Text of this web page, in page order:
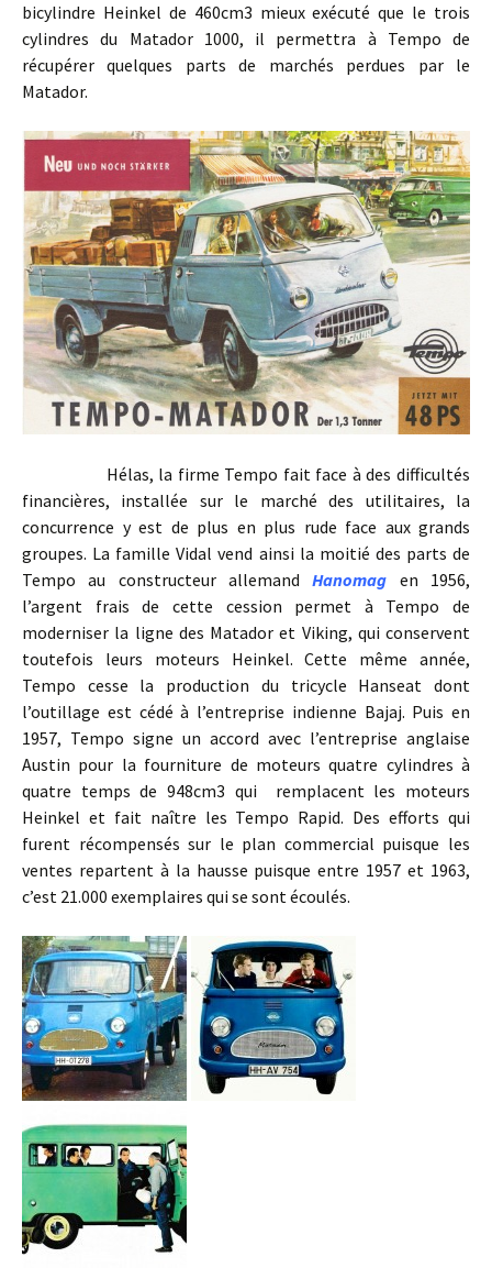
bicylindre Heinkel de 460cm3 mieux exécuté que le trois
cylindres du Matador 1000, il permettra à Tempo de
récupérer quelques parts de marchés perdues par le
Matador.
Hélas, la firme Tempo fait face à des difficultés
financières, installée sur le marché des utilitaires, la
concurrence y est de plus en plus rude face aux grands
groupes. La famille Vidal vend ainsi la moitié des parts de
Tempo au constructeur allemandHanomag en 1956,
l’argent frais de cette cession permet à Tempo de
moderniser la ligne des Matador et Viking, qui conservent
toutefois leurs moteurs Heinkel. Cette même année,
Tempo cesse la production du tricycle Hanseat dont
l’outillage est cédé à l’entreprise indienne Bajaj. Puis en
1957, Tempo signe un accord avec l’entreprise anglaise
Austin pour la fourniture de moteurs quatre cylindres à
quatre temps de 948cm3 qui remplacent les moteurs
Heinkel et fait naître les Tempo Rapid. Des efforts qui
furent récompensés sur le plan commercial puisque les
ventes repartent à la hausse puisque entre 1957 et 1963,
c’est 21.000 exemplaires qui se sont écoulés.